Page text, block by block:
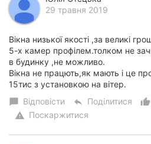
29 травня 2019
Вікна низької якості ,за великі
5-х камер профілем.толком не
в будинку ,не можливо.
Вікна не працють,як мають і це
15тис з установкою на вітер.
chat_bubble Відповісти reply Поділитися
warning Поскаржитися